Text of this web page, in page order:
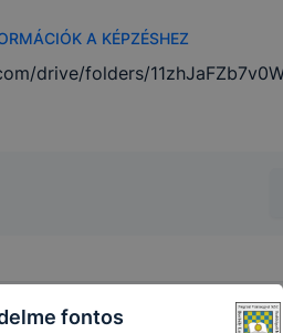
A KÉPZÉSHEZ
drive/folders/
fontos